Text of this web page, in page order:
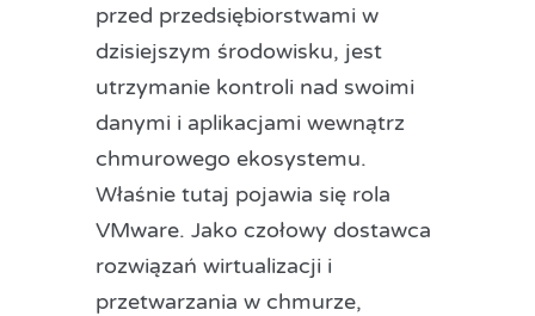
przed przedsiębiorstwami w
dzisiejszym środowisku, jest
utrzymanie kontroli nad swoimi
danymi i aplikacjami wewnątrz
chmurowego ekosystemu.
Właśnie tutaj pojawia się rola
VMware. Jako czołowy dostawca
rozwiązań wirtualizacji i
przetwarzania w chmurze,